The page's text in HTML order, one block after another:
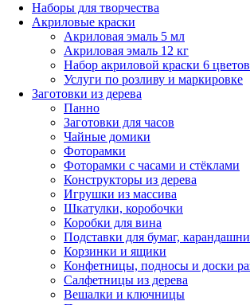
Наборы для творчества
Акриловые краски
Акриловая эмаль 5 мл
Акриловая эмаль 12 кг
Набор акриловой краски 6 цветов
Услуги по розливу и маркировке
Заготовки из дерева
Панно
Заготовки для часов
Чайные домики
Фоторамки
Фоторамки с часами и стёклами
Конструкторы из дерева
Игрушки из массива
Шкатулки, коробочки
Коробки для вина
Подставки для бумаг,
Корзинки и ящики
Конфетницы, подносы и доски
Салфетницы из дерева
Вешалки и ключницы